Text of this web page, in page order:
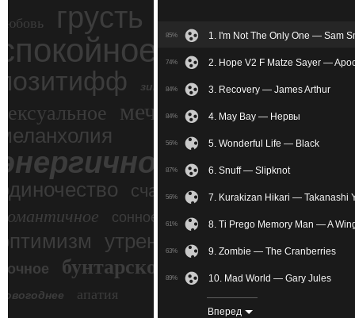
грусть
ностальгия
зимний экстрим
мечтательное
счастье
сонное
утреннее злость
бунтарское
беспокойное
апатия
85% 1. I'm Not The Only One — Sam
74% 2. Hope V2 F Matze Sayer —
84% 3. Recovery — James Arthur
84% 4. May Bay — Нервы
56% 5. Wonderful Life — Black
87% 6. Snuff — Slipknot
56% 7. Kurakizan Hikari — Takanashi
61% 8. Ti Prego Memory Man — A
63% 9. Zombie — The Cranberries
89% 10. Mad World — Gary Jules
11. Названanilahие —
Вперед